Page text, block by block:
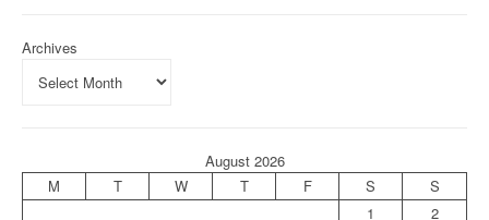
Archives
August 2026
M
T W T F S
S
1
2